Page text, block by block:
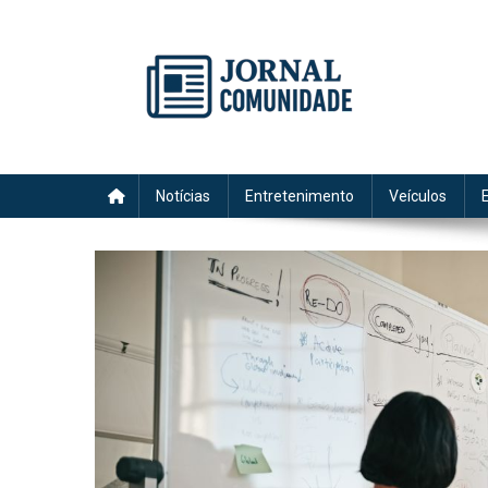
Notícias Entretenimento Veículos